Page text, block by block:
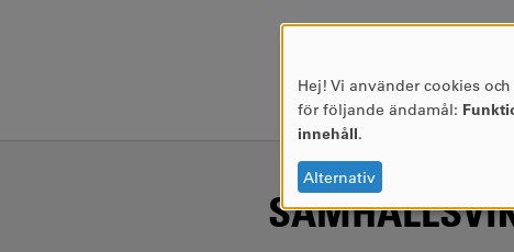
ANVÄNDNING
AV
OCH
COOKIES
Hej! Vi använder cookies
för följande ändamål:
innehåll.
Alternativ